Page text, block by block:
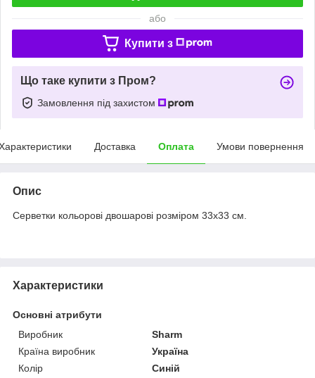
або
Купити з
Що таке купити з Пром?
Замовлення під захистом
Доставка Оплата Умови повернення
Опис
Серветки кольорові двошарові розміром 33х33 см.
Характеристики
Основні атрибути
Виробник
Sharm
Країна виробник
Україна
Колір
Синій